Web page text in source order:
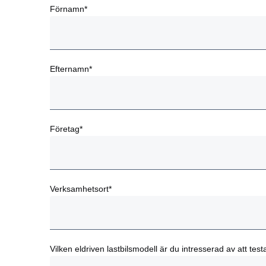
Förnamn*
Efternamn*
Företag*
Verksamhetsort*
Vilken eldriven lastbilsmodell är du intresserad av att